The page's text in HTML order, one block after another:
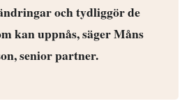
och tydliggör de
kan uppnås, säger Måns
senior partner.